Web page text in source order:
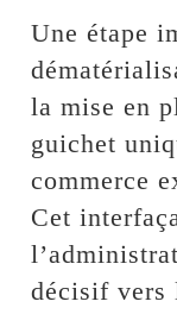
Une étape
la mise en
guichet
commerce
Cet
décisif vers